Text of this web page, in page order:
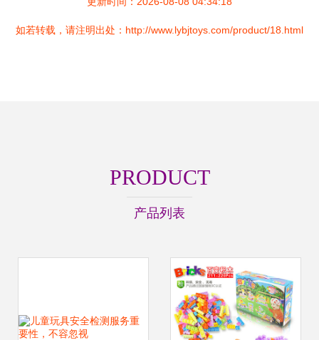
如若转载，请注明出处：http://www.lybjtoys.com/product/18.html
PRODUCT
产品列表